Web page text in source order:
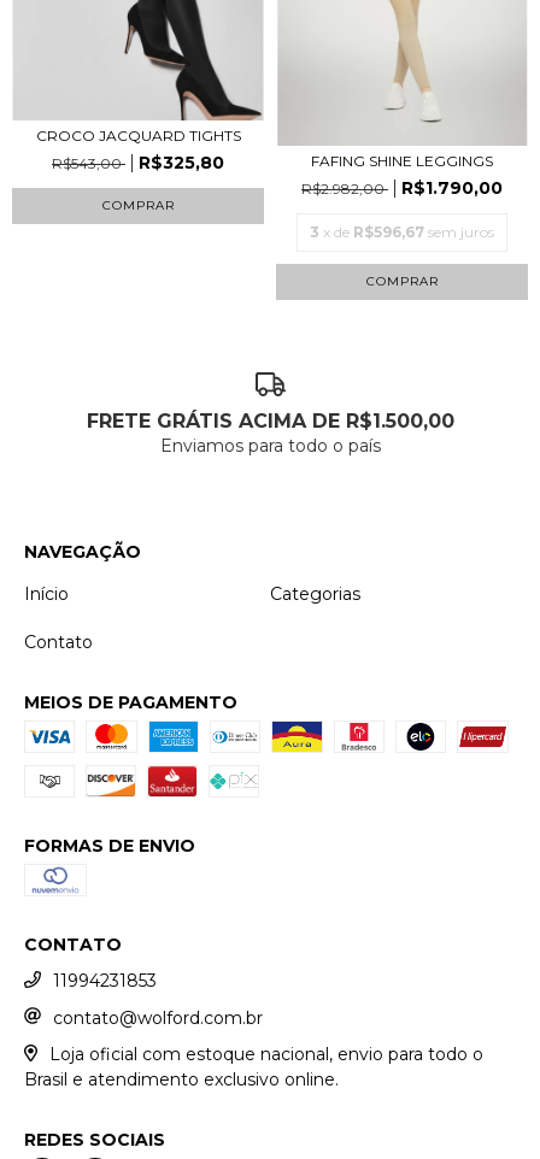
CROCO JACQUARD TIGHTS
R$543,00
R$325,80
COMPRAR
FAFING SHINE LEGGINGS
R$2.982,00
R$1.790,00
3 x de R$596,67 sem juros
COMPRAR
FRETE GRÁTIS ACIMA DE R$1.500,00
Enviamos para todo o país
NAVEGAÇÃO
Início
Categorias
Contato
MEIOS DE PAGAMENTO
FORMAS DE ENVIO
CONTATO
11994231853
contato@wolford.com.br
Loja oficial com estoque nacional, envio para todo o
Brasil e atendimento exclusivo online.
REDES SOCIAIS